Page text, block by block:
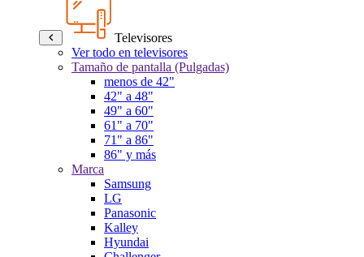
Televisores
Ver todo en televisores
Tamaño de pantalla (Pulgadas)
menos de 42"
42" a 48"
49" a 60"
61" a 70"
71" a 86"
86" y más
Marca
Samsung
LG
Panasonic
Kalley
Hyundai